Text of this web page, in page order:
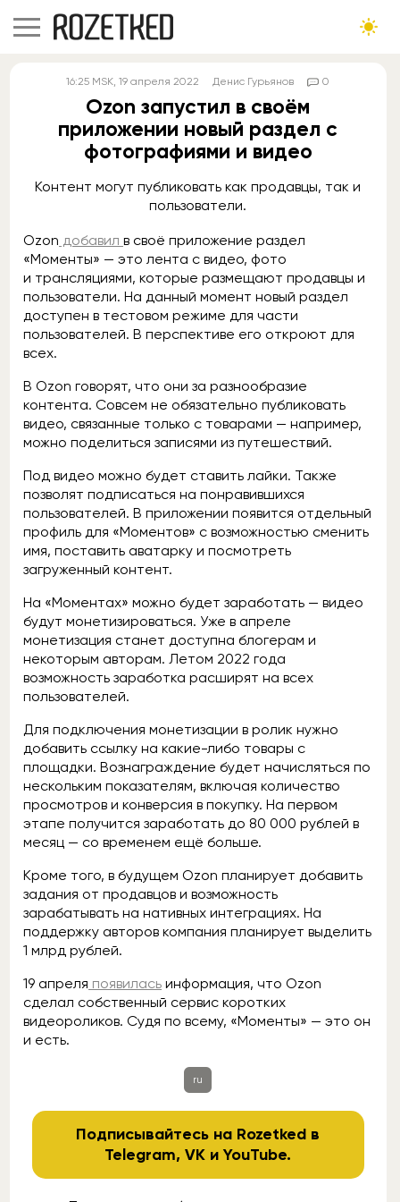
16:25 MSK, 19 апреля 2022 Денис Гурьянов 0
Ozon запустил в своём
приложении новый раздел с
фотографиями и видео
Контент могут публиковать как продавцы, так и
пользователи.
Ozon добавил в своё приложение раздел
«Моменты» — это лента с видео, фото
и трансляциями, которые размещают продавцы и
пользователи. На данный момент новый раздел
доступен в тестовом режиме для части
пользователей. В перспективе его откроют для
всех.
В Ozon говорят, что они за разнообразие
контента. Совсем не обязательно публиковать
видео, связанные только с товарами — например,
можно поделиться записями из путешествий.
Под видео можно будет ставить лайки. Также
позволят подписаться на понравившихся
пользователей. В приложении появится отдельный
профиль для «Моментов» с возможностью сменить
имя, поставить аватарку и посмотреть
загруженный контент.
На «Моментах» можно будет заработать — видео
будут монетизироваться. Уже в апреле
монетизация станет доступна блогерам и
некоторым авторам. Летом 2022 года
возможность заработка расширят на всех
пользователей.
Для подключения монетизации в ролик нужно
добавить ссылку на какие-либо товары с
площадки. Вознаграждение будет начисляться по
нескольким показателям, включая количество
просмотров и конверсия в покупку. На первом
этапе получится заработать до 80 000 рублей в
месяц — со временем ещё больше.
Кроме того, в будущем Ozon планирует добавить
задания от продавцов и возможность
зарабатывать на нативных интеграциях. На
поддержку авторов компания планирует выделить
1 млрд рублей.
19 апреля появилась информация, что Ozon
сделал собственный сервис коротких
видеороликов. Судя по всему, «Моменты» — это он
и есть.
ru
Подписывайтесь на Rozetked в
Telegram,VK иYouTube.